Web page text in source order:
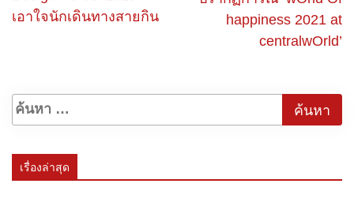
เอาใจนักเดินทางสายกิน
happiness 2021 at
centralwOrld’
เรื่องล่าสุด